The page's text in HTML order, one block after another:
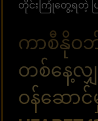
တိုင်းကြုံတွေ့ရတဲ့ ပ
ကာစီနို
တစ်နေ့လျှ
ဝန်ဆောင်